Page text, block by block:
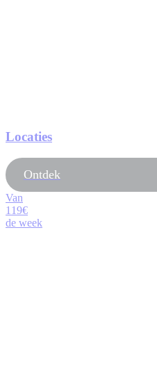
Locaties
Ontdek
Van
119€
de week